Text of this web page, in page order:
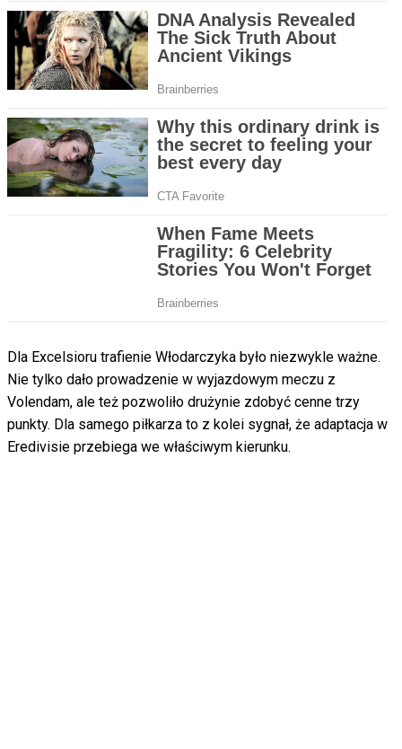
Dla Excelsioru trafienie Włodarczyka było niezwykle ważne.
Nie tylko dało prowadzenie w wyjazdowym meczu z
Volendam, ale też pozwoliło drużynie zdobyć cenne trzy
punkty. Dla samego piłkarza to z kolei sygnał, że adaptacja w
Eredivisie przebiega we właściwym kierunku.